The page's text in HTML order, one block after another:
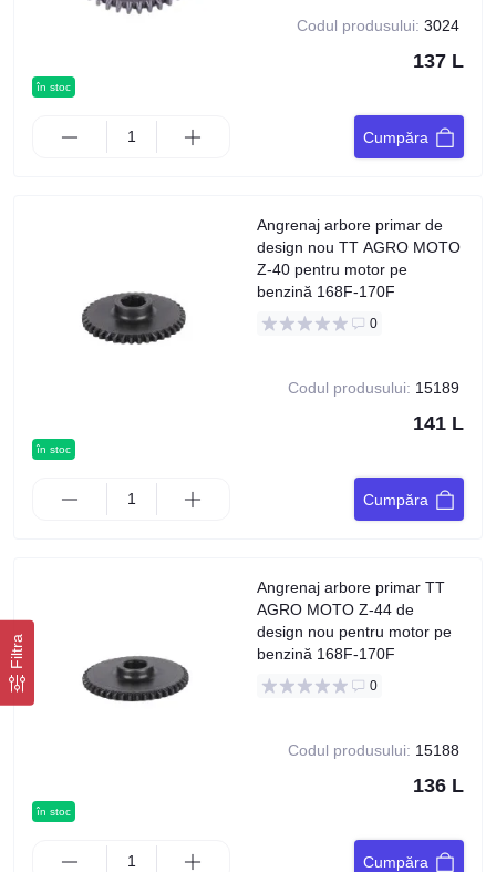
Filtra
în stoc
Codul produsului: 3024
137 L
Cumpăra
în stoc
Angrenaj arbore primar de
design nou TT AGRO MOTO
Z-40 pentru motor pe
benzină 168F-170F
0
Codul produsului: 15189
141 L
Cumpăra
în stoc
Angrenaj arbore primar TT
AGRO MOTO Z-44 de
design nou pentru motor pe
benzină 168F-170F
0
Codul produsului: 15188
136 L
Cumpăra